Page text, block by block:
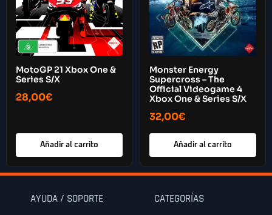
MotoGP 21 Xbox One &
Series S/X
28,00€
Añadir al carrito
Monster Energy
Supercross – The
Official Videogame 4
Xbox One & Series S/X
32,00€
Añadir al carrito
AYUDA / SOPORTE CATEGORÍAS